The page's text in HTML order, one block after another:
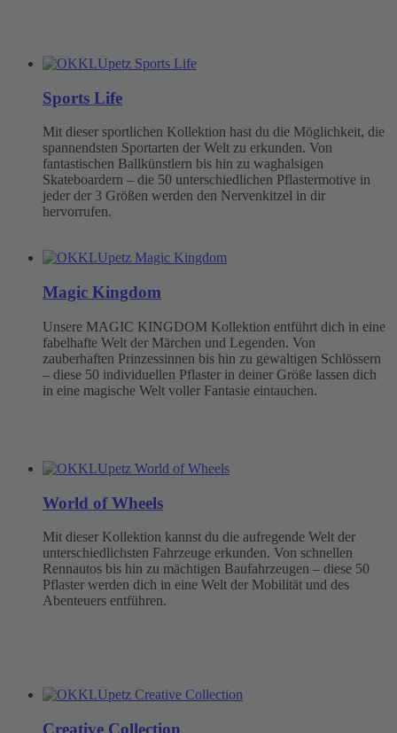
Sports Life
Mit dieser sportlichen Kollektion hast du die Möglichkeit, die
spannendsten Sportarten der Welt zu erkunden. Von
fantastischen Ballkünstlern bis hin zu waghalsigen
Skateboardern – die 50 unterschiedlichen Pflastermotive in
jeder der 3 Größen werden den Nervenkitzel in dir
hervorrufen.
Magic Kingdom
Unsere MAGIC KINGDOM Kollektion entführt dich in eine
fabelhafte Welt der Märchen und Legenden. Von
zauberhaften Prinzessinnen bis hin zu gewaltigen Schlössern
– diese 50 individuellen Pflaster in deiner Größe lassen dich
in eine magische Welt voller Fantasie eintauchen.
World of Wheels
Mit dieser Kollektion kannst du die aufregende Welt der
unterschiedlichsten Fahrzeuge erkunden. Von schnellen
Rennautos bis hin zu mächtigen Baufahrzeugen – diese 50
Pflaster werden dich in eine Welt der Mobilität und des
Abenteuers entführen.
Creative Collection